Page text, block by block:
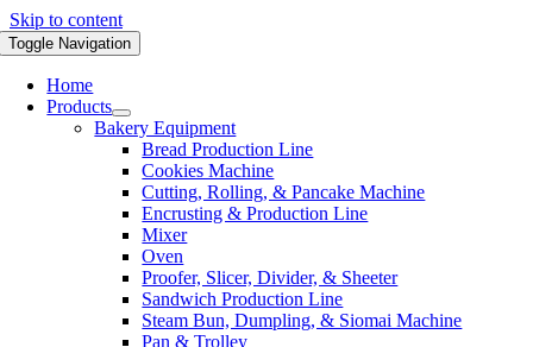
Skip to content
Toggle Navigation
Home
Products
Bakery Equipment
Bread Production Line
Cookies Machine
Cutting, Rolling, & Pancake Machine
Encrusting & Production Line
Mixer
Oven
Proofer, Slicer, Divider, & Sheeter
Sandwich Production Line
Steam Bun, Dumpling, & Siomai Machine
Pan & Trolley